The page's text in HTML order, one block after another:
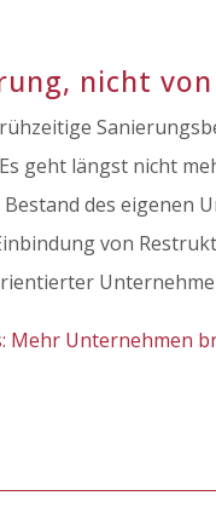
nicht von
geht längst nicht
des eigenen
von
Mehr Unternehmen